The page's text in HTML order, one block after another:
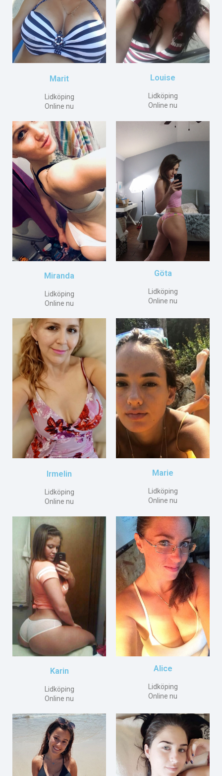
Marit
Lidköping
Online nu
Louise
Lidköping
Online nu
Miranda
Lidköping
Online nu
Göta
Lidköping
Online nu
Irmelin
Lidköping
Online nu
Marie
Lidköping
Online nu
Karin
Lidköping
Online nu
Alice
Lidköping
Online nu